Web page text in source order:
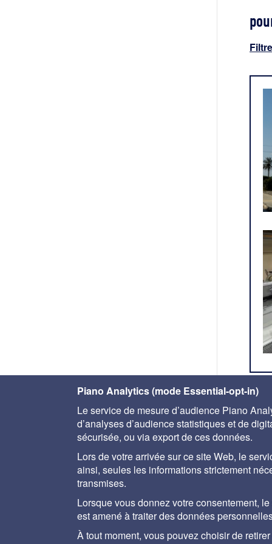
<
A propos Aide
Le Memento
Piano Analytics (mode Essential-opt-in)
Le service de mesure d’audience Piano
d’analyses d’audience statistiques et de
sécurisée, ou via export de ces données.
Lors de votre arrivée sur ce site Web, le
ainsi, seules les informations strictement
transmises.
Lorsque vous donnez votre consentement,
est amené à traiter des données
À tout moment, vous pouvez choisir de